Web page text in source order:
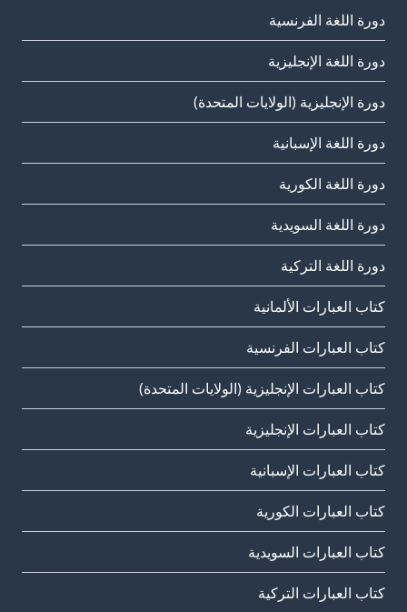
دورة اللغة الفرنسية
دورة اللغة الإنجليزية
دورة الإنجليزية (الولايات المتحدة)
دورة اللغة الإسبانية
دورة اللغة الكورية
دورة اللغة السويدية
دورة اللغة التركية
كتاب العبارات الألمانية
كتاب العبارات الفرنسية
كتاب العبارات الإنجليزية (الولايات المتحدة)
كتاب العبارات الإنجليزية
كتاب العبارات الإسبانية
كتاب العبارات الكورية
كتاب العبارات السويدية
كتاب العبارات التركية